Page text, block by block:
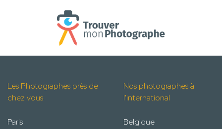
Les Photographes près de
chez vous
Paris
Nos photographes à
l'international
Belgique